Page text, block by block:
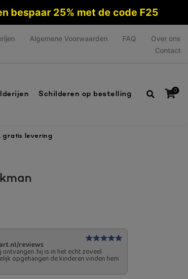
bespaar 25% met de code F25
Algemene Voorwaarden FAQ
Over ons
Contact
Schilderen op bestelling 0
gratis levering
reviews
hij is in het echt zoveel
opgehangen de kinderen vinden hem